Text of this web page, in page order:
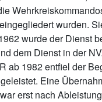
wurden.
wurde der Dienst
dem Dienst in der
ab 1982 entfiel der
Eine
erst nach